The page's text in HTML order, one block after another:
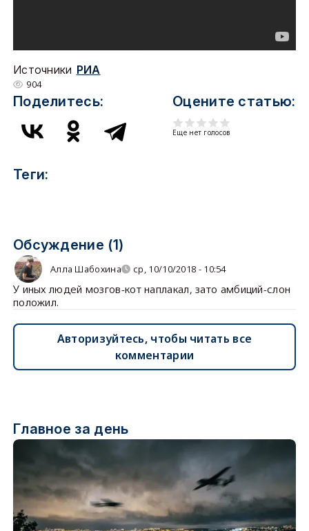
Источники РИА
904
Поделитесь: Оцените статью:
Еще нет голосов
Теги:
Обсуждение (1)
Алла Шабохина ср, 10/10/2018 - 10:54
У иных людей мозгов-кот наплакал, зато амбиций-слон
положил.
Авторизуйтесь, чтобы читать все
комментарии
Главное за день